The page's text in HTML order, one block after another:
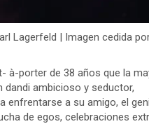
Lagerfeld | Imagen cedida
à-porter de 38 años que la
dandi ambicioso y seductor,
enfrentarse a su amigo, el
de egos, celebraciones